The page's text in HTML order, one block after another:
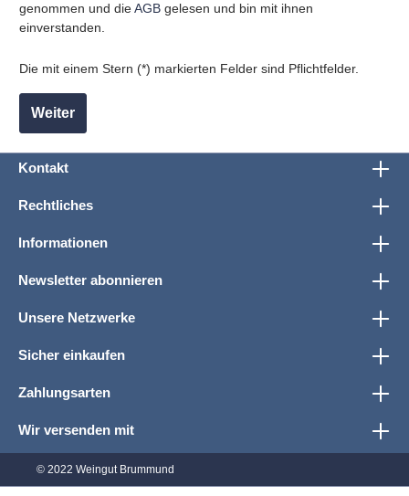
genommen und dieAGB gelesen und bin mit ihnen
einverstanden.
Die mit einem Stern (*) markierten Felder sind Pflichtfelder.
Weiter
Kontakt
Rechtliches
Informationen
Newsletter abonnieren
Unsere Netzwerke
Sicher einkaufen
Zahlungsarten
Wir versenden mit
© 2022 Weingut Brummund